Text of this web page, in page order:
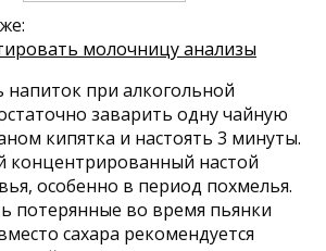
молочницу анализы
напиток при алкогольной
заварить одну чайную
кипятка и настоять 3 минуты.
концентрированный настой
особенно в период похмелья.
потерянные во время пьянки
сахара рекомендуется